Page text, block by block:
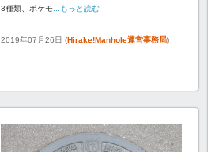
3種類、ポケモ ...もっと読む
2019年07月26日 (Hirake!Manhole運営事務局)